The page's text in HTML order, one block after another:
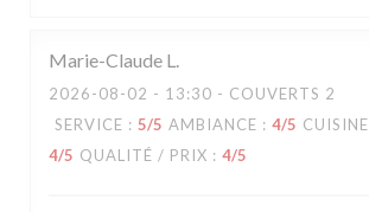
Marie-Claude L
2026-08-02 - 13:30 - COUVERTS 2
SERVICE : 5/5 AMBIANCE : 4/5 CUISINE
4/5 QUALITÉ / PRIX : 4/5